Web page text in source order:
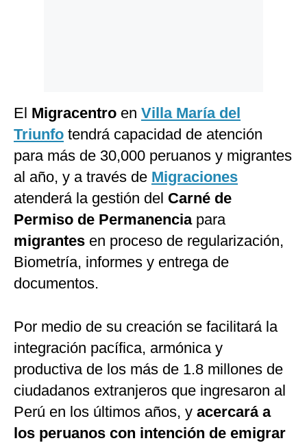
El Migracentro en Villa María del
Triunfo tendrá capacidad de atención
para más de 30,000 peruanos y migrantes
al año, y a través de Migraciones
atenderá la gestión del Carné de
Permiso de Permanenciapara
migrantes en proceso de regularización,
Biometría, informes y entrega de
documentos.
Por medio de su creación se facilitará la
integración pacífica, armónica y
productiva de los más de 1.8 millones de
ciudadanos extranjeros que ingresaron al
Perú en los últimos años, y acercará a
los peruanos con intención de emigrar